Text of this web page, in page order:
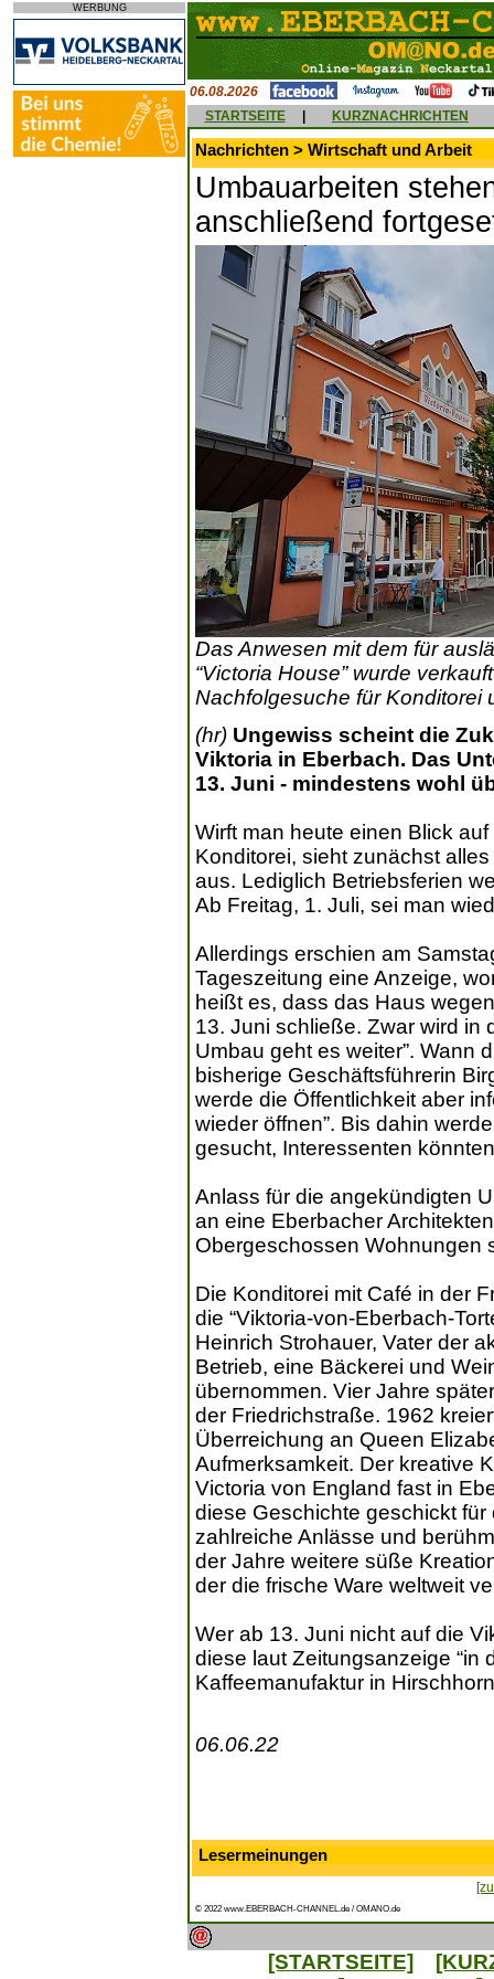
WERBUNG
06.08.2026
STARTSEITE
KURZNACHRICHTEN
Nachrichten > Wirtschaft und Arbeit
Umbauarbeiten
anschließend
Das Anwesen mit dem für
“Victoria House” wurde
Nachfolgesuche für Konditorei
(hr) Ungewiss scheint die
Viktoria in Eberbach. Das
13. Juni - mindestens wohl
Wirft man heute einen Blick
Konditorei, sieht zunächst
aus. Lediglich Betriebsferien
Ab Freitag, 1. Juli, sei man
Allerdings erschien am
Tageszeitung eine Anzeige,
heißt es, dass das Haus
13. Juni schließe. Zwar wird in
Umbau geht es weiter”. Wann
bisherige Geschäftsführerin
werde die Öffentlichkeit aber
wieder öffnen”. Bis dahin
gesucht, Interessenten
Anlass für die angekündigten
an eine Eberbacher
Obergeschossen Wohnungen
Die Konditorei mit Café in der
die “Viktoria-von-Eberbach-
Heinrich Strohauer, Vater der
Betrieb, eine Bäckerei und
übernommen. Vier Jahre
der Friedrichstraße. 1962
Überreichung an Queen
Aufmerksamkeit. Der kreative
Victoria von England fast in
diese Geschichte geschickt für
zahlreiche Anlässe und
der Jahre weitere süße
der die frische Ware weltweit
Wer ab 13. Juni nicht auf die
diese laut Zeitungsanzeige “in
Kaffeemanufaktur in
06.06.22
Lesermeinungen
© 2022 www.EBERBACH-CHANNEL.de / OMANO.de
[STARTSEITE]